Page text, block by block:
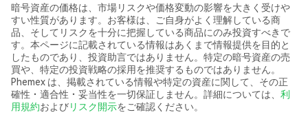
暗号資産の価格は、市場リスクや価格変動の影響を大きく受けや
すい性質があります。お客様は、ご自身がよく理解している商
品、そしてリスクを十分に把握している商品にのみ投資すべきで
す。本ページに記載されている情報はあくまで情報提供を目的と
したものであり、投資助言ではありません。特定の暗号資産の売
買や、特定の投資戦略の採用を推奨するものではありません。
Phemex は、掲載されている情報や特定の資産に関して、その正
確性・適合性・妥当性を一切保証しません。詳細については、 利
用規約およびリスク開示をご確認ください。